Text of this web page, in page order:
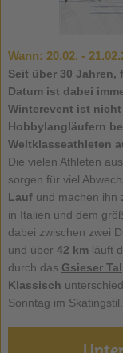
Wann: 20.02. -
Seit über 30 Jahren,
Datum ist dabei
Winterevent ist
Hobbylangläufern
Weltklasseathleten
Die vielen Athleten
sorgen für viel
Lauf und machen ihn
in Italien und dem
dabei zwischen zwei
und über 42 kmläuft
durch das Gsieser Tal
Klassisch
Sonntag im Skatingstil.